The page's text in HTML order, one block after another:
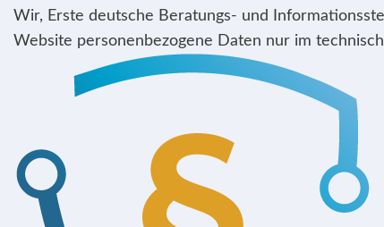
Wir, Erste deutsche Beratungs- und
Website personenbezogene Daten nur im